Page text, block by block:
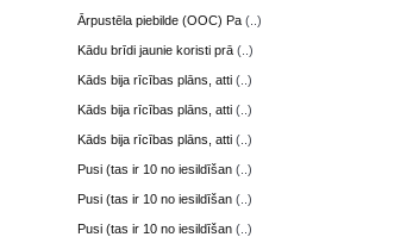
Ārpustēla piebilde (OOC) Pa (..)
Kādu brīdi jaunie koristi prā (..)
Kāds bija rīcības plāns, atti (..)
Kāds bija rīcības plāns, atti (..)
Kāds bija rīcības plāns, atti (..)
Pusi (tas ir 10 no iesildīšan (..)
Pusi (tas ir 10 no iesildīšan (..)
Pusi (tas ir 10 no iesildīšan (..)